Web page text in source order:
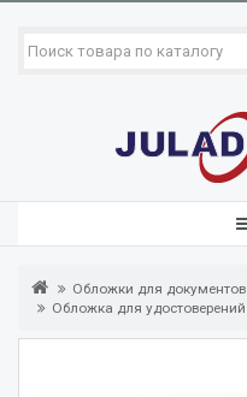
Обложки для документов
Обложка для удостоверений